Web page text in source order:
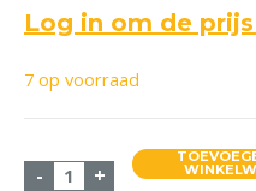
Log in om de
7 op voorraad
- ChouChou Rose
+